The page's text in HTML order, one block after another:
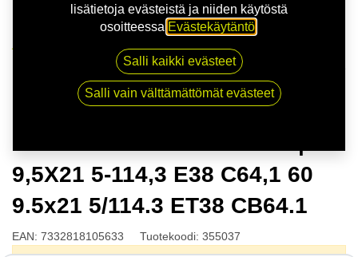
NITRO THRONE FF G.BLK | 9,5X21 5-114,3 E38 C64,1
60 9.5x21 5/114.3 ET38 CB64.1
9,5X21 5-114,3 E38 C64,1 60
9.5x21 5/114.3 ET38 CB64.1
EAN: 7332818105633 Tuotekoodi: 355037
lisätietoja evästeistä ja niiden käytöstä
osoitteessa Evästekäytäntö
Salli kaikki evästeet
Salli vain välttämättömät evästeet